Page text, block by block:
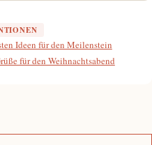
Ideen für den Meilenstein
für den Weihnachtsabend